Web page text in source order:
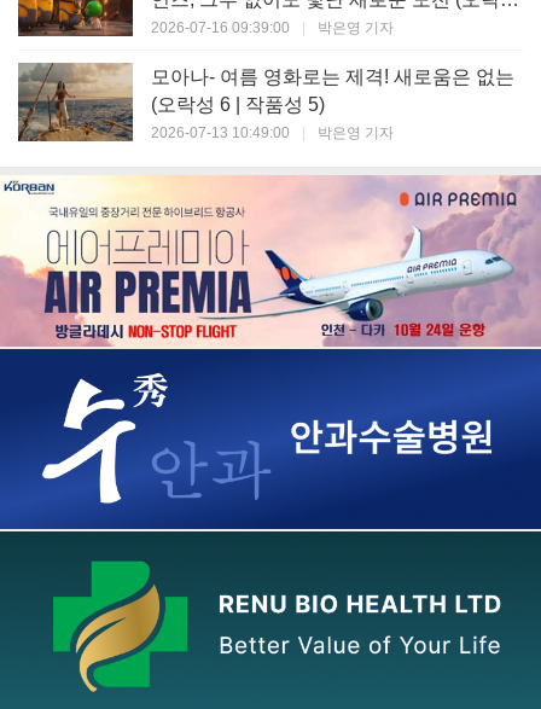
7 | 작품성 6)
2026-07-16 09:39:00 박은영 기자
모아나- 여름 영화로는 제격! 새로움은 없는
(오락성 6 | 작품성 5)
2026-07-13 10:49:00 박은영 기자